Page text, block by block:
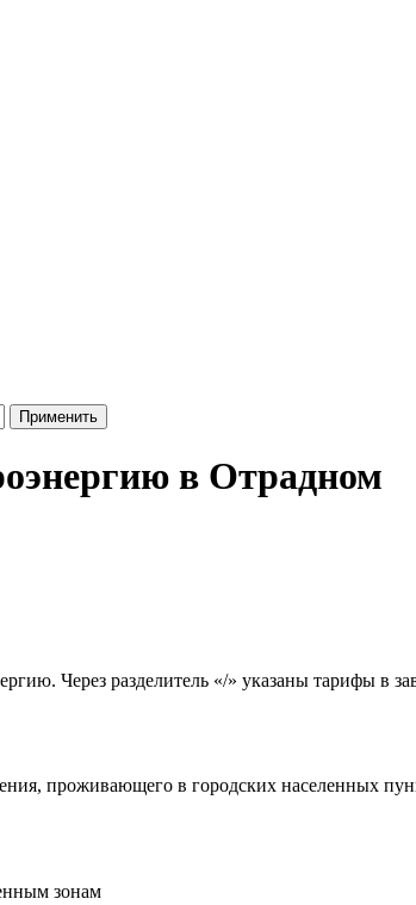
в Отрадном
Через разделитель «/» указаны тарифы в
проживающего в городских населенных
зонам